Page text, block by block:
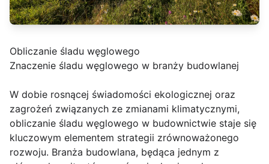
Obliczanie śladu węglowego
Znaczenie śladu węglowego w branży budowlanej
W dobie rosnącej świadomości ekologicznej oraz
zagrożeń związanych ze zmianami klimatycznymi,
obliczanie śladu węglowego w budownictwie staje się
kluczowym elementem strategii zrównoważonego
rozwoju. Branża budowlana, będąca jednym z